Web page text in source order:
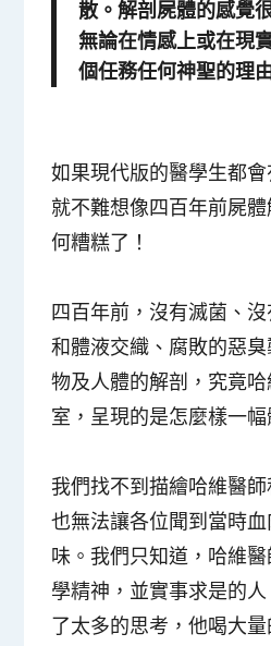
散。解剖屍體的感覺
無論在情感上或在現
個任務任何神聖的理
如果現代版的醫學生都
就不難想像四百年前屍
何糟糕了！
四百年前，沒有滅菌、
和體液交織、腐敗的惡
物及人體的解剖，究竟
室，呈現的是怎麼樣一
我們找不到描繪哈維醫師
也無法讓各位聞到當時
味。我們只知道，哈維
學精神，並實事求是的
了太多的思考，他喝大